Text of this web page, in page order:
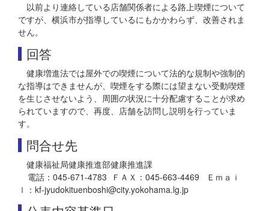
以前より連絡している店舗関係者による路上喫煙について
ですが、横浜市が指導しているにもかかわらず、改善されま
せん。
回答
健康増進法では屋外での喫煙について法的な規制や強制的
な指導はできませんが、喫煙をする際には望まない受動喫煙
を生じさせないよう、周囲の状況に十分配慮することが求め
られていますので、再度、店舗を訪問し説明を行っていま
す。
問合せ先
健康福祉局健康推進部健康推進課
電話：045-671-4783 ＦＡＸ：045-663-4469 Ｅｍａｉ
ｌ：kf-jyudokituenboshi@city.yokohama.lg.jp